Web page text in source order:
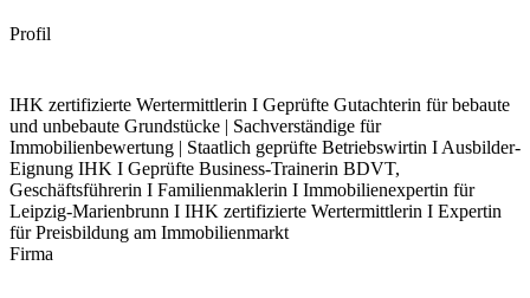
Profil
IHK zertifizierte Wertermittlerin I Geprüfte Gutachterin für bebaute
und unbebaute Grundstücke | Sachverständige für
Immobilienbewertung | Staatlich geprüfte Betriebswirtin I Ausbilder-
Eignung IHK I Geprüfte Business-Trainerin BDVT,
Geschäftsführerin I Familienmaklerin I Immobilienexpertin für
Leipzig-Marienbrunn I IHK zertifizierte Wertermittlerin I Expertin
für Preisbildung am Immobilienmarkt
Firma